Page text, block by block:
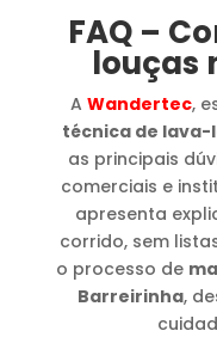
FAQ –
louças
AWandertec,
técnica de
as principais
comerciais e
apresenta
corrido, sem
o processo de
Barreirinha,